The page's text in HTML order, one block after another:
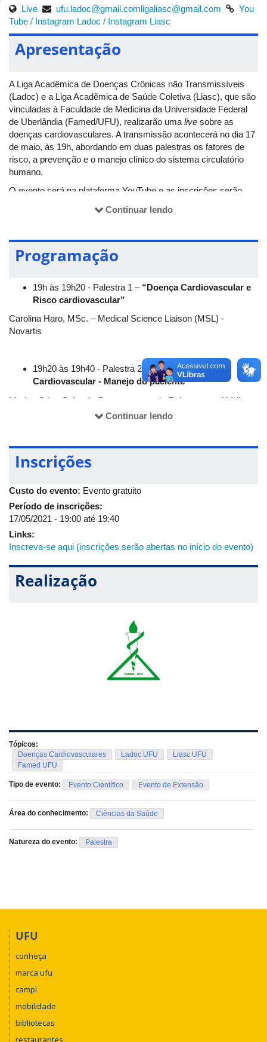
Live ufu.ladoc@gmail.comligaliasc@gmail.com
You
Tube / Instagram Ladoc / Instagram Liasc
Apresentação
A Liga Acadêmica de Doenças Crônicas não Transmissíveis
(Ladoc) e a Liga Acadêmica de Saúde Coletiva (Liasc), que são
vinculadas à Faculdade de Medicina da Universidade Federal
de Uberlândia (Famed/UFU), realizarão uma live sobre as
doenças cardiovasculares. A transmissão acontecerá no dia 17
de maio, às 19h, abordando em duas palestras os fatores de
risco, a prevenção e o manejo clínico do sistema circulatório
humano.
O evento será na plataforma YouTube e as inscrições serão
participantes receberão certificado, mediante ao preenchimento
obter mais informações via Instagram doLadoce doLiasc.
Continuar lendo
Programação
19h às 19h20 - Palestra 1 – “Doença Cardiovascular e
Risco cardiovascular”
Carolina Haro, MSc. – Medical Science Liaison (MSL) -
Novartis
19h20 às 19h40 - Palestra 2 -"Fatores de Risco
Cardiovascular - Manejo do paciente"
Marina Góes Salvetti - Departamento de Enfermagem Médico-
Cirúrgica – Universidade de São Paulo
19h40 às 20h -Discussão sobre as apresentações
Continuar lendo
Inscrições
Custo do evento: Evento gratuito
Período de inscrições:
17/05/2021 - 19:00 até 19:40
Links:
Inscreva-se aqui (inscrições serão abertas no início do evento)
Realização
Tópicos:
Doenças Cardiovasculares
Ladoc UFU
Liasc UFU
Famed UFU
Tipo de evento: Evento Científico Evento de Extensão
Área do conhecimento: Ciências da Saúde
Natureza do evento: Palestra
UFU
conheça
marca ufu
campi
mobilidade
bibliotecas